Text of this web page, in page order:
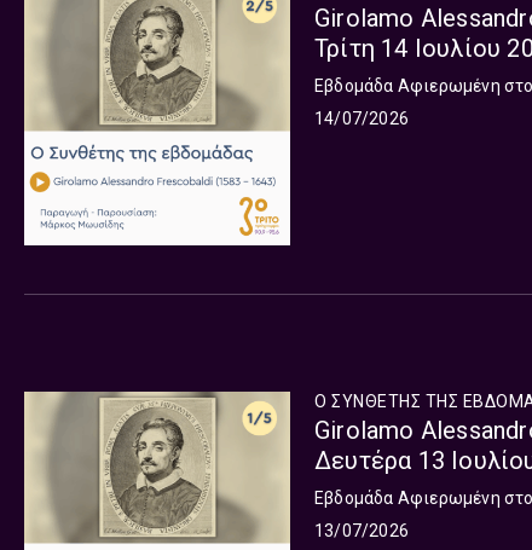
Girolamo
Τρίτη 14 Ιουλίου
Εβδομάδα Αφιερωμένη
14/07/2026
Ο ΣΥΝΘΕΤΗΣ ΤΗΣ
Girolamo
Δευτέρα 13
Εβδομάδα Αφιερωμένη
13/07/2026